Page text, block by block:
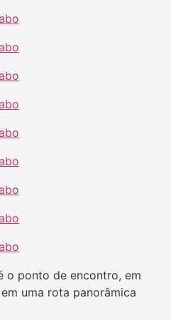
o ponto de encontro, em
uma rota panorâmica